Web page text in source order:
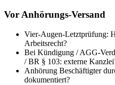
Vor Anhörungs-Versand
Vier-Augen-Letztprüfung:
Arbeitsrecht?
Bei Kündigung / AGG-
/ BR § 103: externe
Anhörung Beschäftigter
dokumentiert?